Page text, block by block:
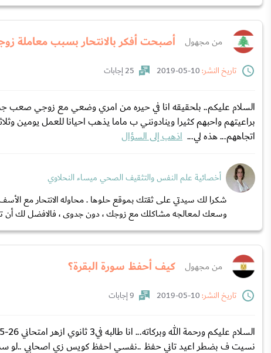
من مجهول أصبحت أفكر بالانتحار بسبب معاملة
تاريخ النشر:
25 إجابات
السلام عليكم.. بلحقيقه انا في حيره من امري وضعي مع زوجي صعب جدا
براعيتهم واحبهم كثيرا وينادونني ب ماما يذهب احيانا للعمل يومين
اتجاههم... هذه لي... اذهب إلى السؤال
أخصائية علم النفس والتثقيف الصحي ميساء النحلاوي
شكرا لك سيدتي على ثقتك بموقع حلوها . محاوله الانتحار مع
وسعك لمعالجه مشاكلك مع زوجك ، دون جدوى ، فالافضل لك أن
من مجهول كيف أحفظ سورة البقرة؟
تاريخ النشر:
9 إجابات
نسيت ف بضطر اعيد تاني حفظ ..نفسي احفظ كويس زي اصحابي ..لو